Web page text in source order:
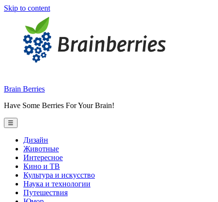
Skip to content
Brain Berries
Have Some Berries For Your Brain!
☰
Дизайн
Животные
Интересное
Кино и ТВ
Культура и искусство
Наука и технологии
Путешествия